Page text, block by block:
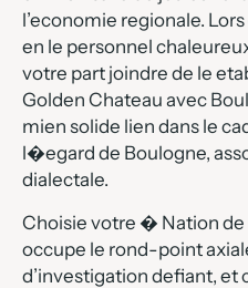
l’economie regionale.
en le personnel
votre part joindre de le
Golden Chateau avec
mien solide lien dans le
l�egard de Boulogne,
dialectale.
Choisie votre � Nation
occupe le rond-point
d’investigation defiant, et